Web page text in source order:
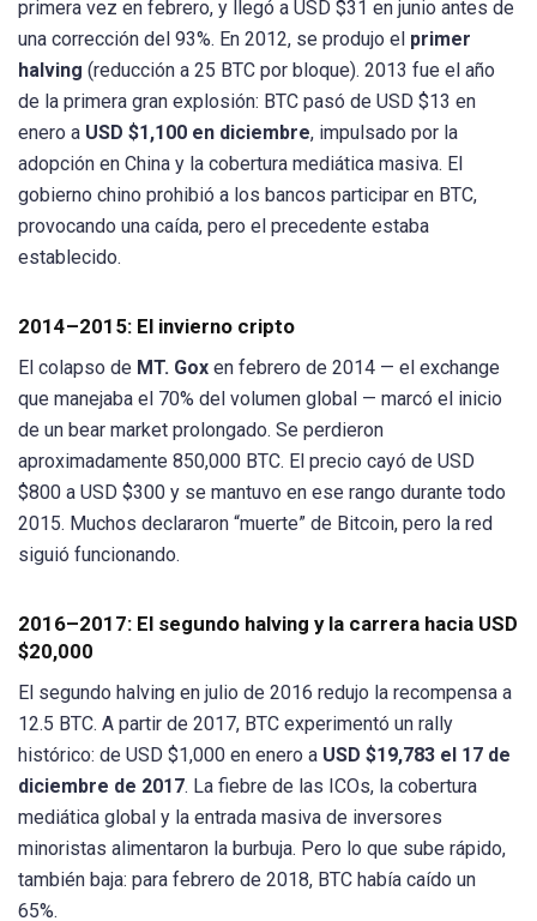
primera vez en febrero, y llegó a USD $31 en junio antes de
una corrección del 93%. En 2012, se produjo el primer
halving (reducción a 25 BTC por bloque). 2013 fue el año
de la primera gran explosión: BTC pasó de USD $13 en
enero a USD $1,100 en diciembre, impulsado por la
adopción en China y la cobertura mediática masiva. El
gobierno chino prohibió a los bancos participar en BTC,
provocando una caída, pero el precedente estaba
establecido.
2014–2015: El invierno cripto
El colapso de MT. Gox en febrero de 2014 — el exchange
que manejaba el 70% del volumen global — marcó el inicio
de un bear market prolongado. Se perdieron
aproximadamente 850,000 BTC. El precio cayó de USD
$800 a USD $300 y se mantuvo en ese rango durante todo
2015. Muchos declararon “muerte” de Bitcoin, pero la red
siguió funcionando.
2016–2017: El segundo halving y la carrera hacia USD
$20,000
El segundo halving en julio de 2016 redujo la recompensa a
12.5 BTC. A partir de 2017, BTC experimentó un rally
histórico: de USD $1,000 en enero a USD $19,783 el 17 de
diciembre de 2017. La fiebre de las ICOs, la cobertura
mediática global y la entrada masiva de inversores
minoristas alimentaron la burbuja. Pero lo que sube rápido,
también baja: para febrero de 2018, BTC había caído un
65%.